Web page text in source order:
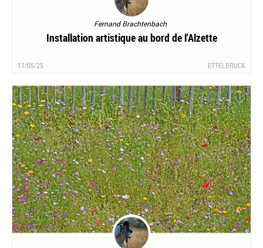
Fernand Brachtenbach
Installation artistique au bord de l'Alzette
11/05/25 ETTELBRUCK